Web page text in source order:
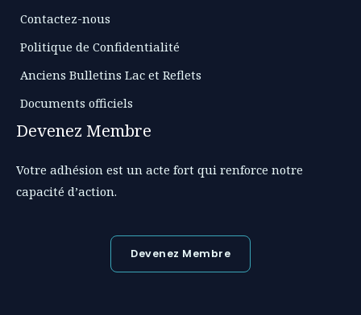
Contactez-nous
Politique de Confidentialité
Anciens Bulletins Lac et Reflets
Documents officiels
Devenez Membre
Votre adhésion est un acte fort qui renforce notre
capacité d’action.
Devenez Membre